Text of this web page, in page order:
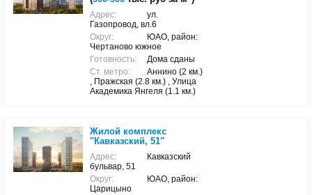
Адрес:
ул.
Газопровод, вл.6
Округ:
ЮАО, район:
Чертаново южное
Готовность:
Дома сданы
Ст. метро:
Аннино (2 км.)
, Пражская (2.8 км.) , Улица
Академика Янгеля (1.1 км.)
Жилой комплекс
"Кавказский, 51"
Адрес:
Кавказский
бульвар, 51
Округ:
ЮАО, район:
Царицыно